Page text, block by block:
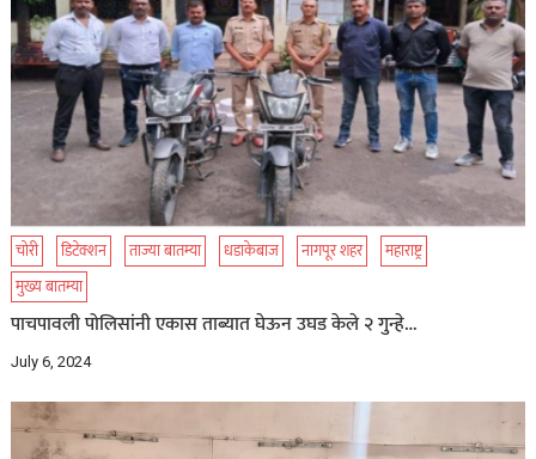
चोरी डिटेक्शन ताज्या बातम्या धडाकेबाज नागपूर शहर
महाराष्ट्र
मुख्य बातम्या
पाचपावली पोलिसांनी एकास ताब्यात घेऊन उघड केले २ गुन्हे…
July 6, 2024